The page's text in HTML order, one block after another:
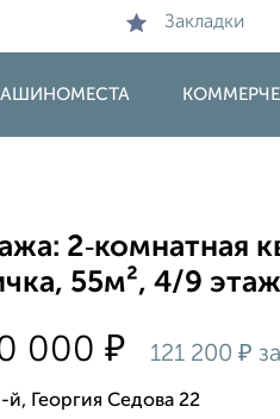
Закладки
2‑комнатная
55м², 4/9 этаж
000₽ 121 200₽
Георгия Седова 22